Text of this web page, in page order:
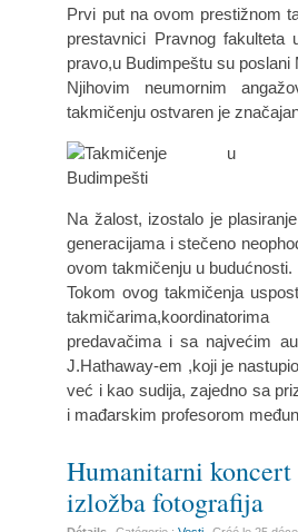
Prvi put na ovom prestižnom
prestavnici Pravnog
pravo,u Budimpeštu su
Njihovim neumornim
takmičenju ostvaren je
Na žalost, izostalo je
generacijama i stečeno
ovom takmičenju u budućnosti.
Tokom ovog takmičenja
predavačima i sa najvećim
J.Hathaway-em ,koji je
već i kao sudija, zajedno sa
i mađarskim profesorom
Humanitarni
izložba fotografija